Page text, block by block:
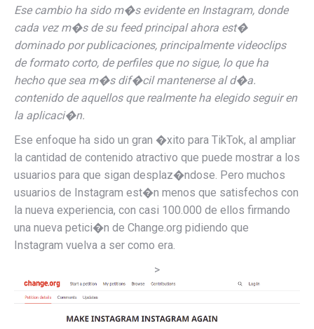
Ese cambio ha sido m�s evidente en Instagram, donde
cada vez m�s de su feed principal ahora est�
dominado por publicaciones, principalmente videoclips
de formato corto, de perfiles que no sigue, lo que ha
hecho que sea m�s dif�cil mantenerse al d�a.
contenido de aquellos que realmente ha elegido seguir en
la aplicaci�n.
Ese enfoque ha sido un gran �xito para TikTok, al ampliar
la cantidad de contenido atractivo que puede mostrar a los
usuarios para que sigan desplaz�ndose. Pero muchos
usuarios de Instagram est�n menos que satisfechos con
la nueva experiencia, con casi 100.000 de ellos firmando
una nueva petici�n de Change.org pidiendo que
Instagram vuelva a ser como era.
>